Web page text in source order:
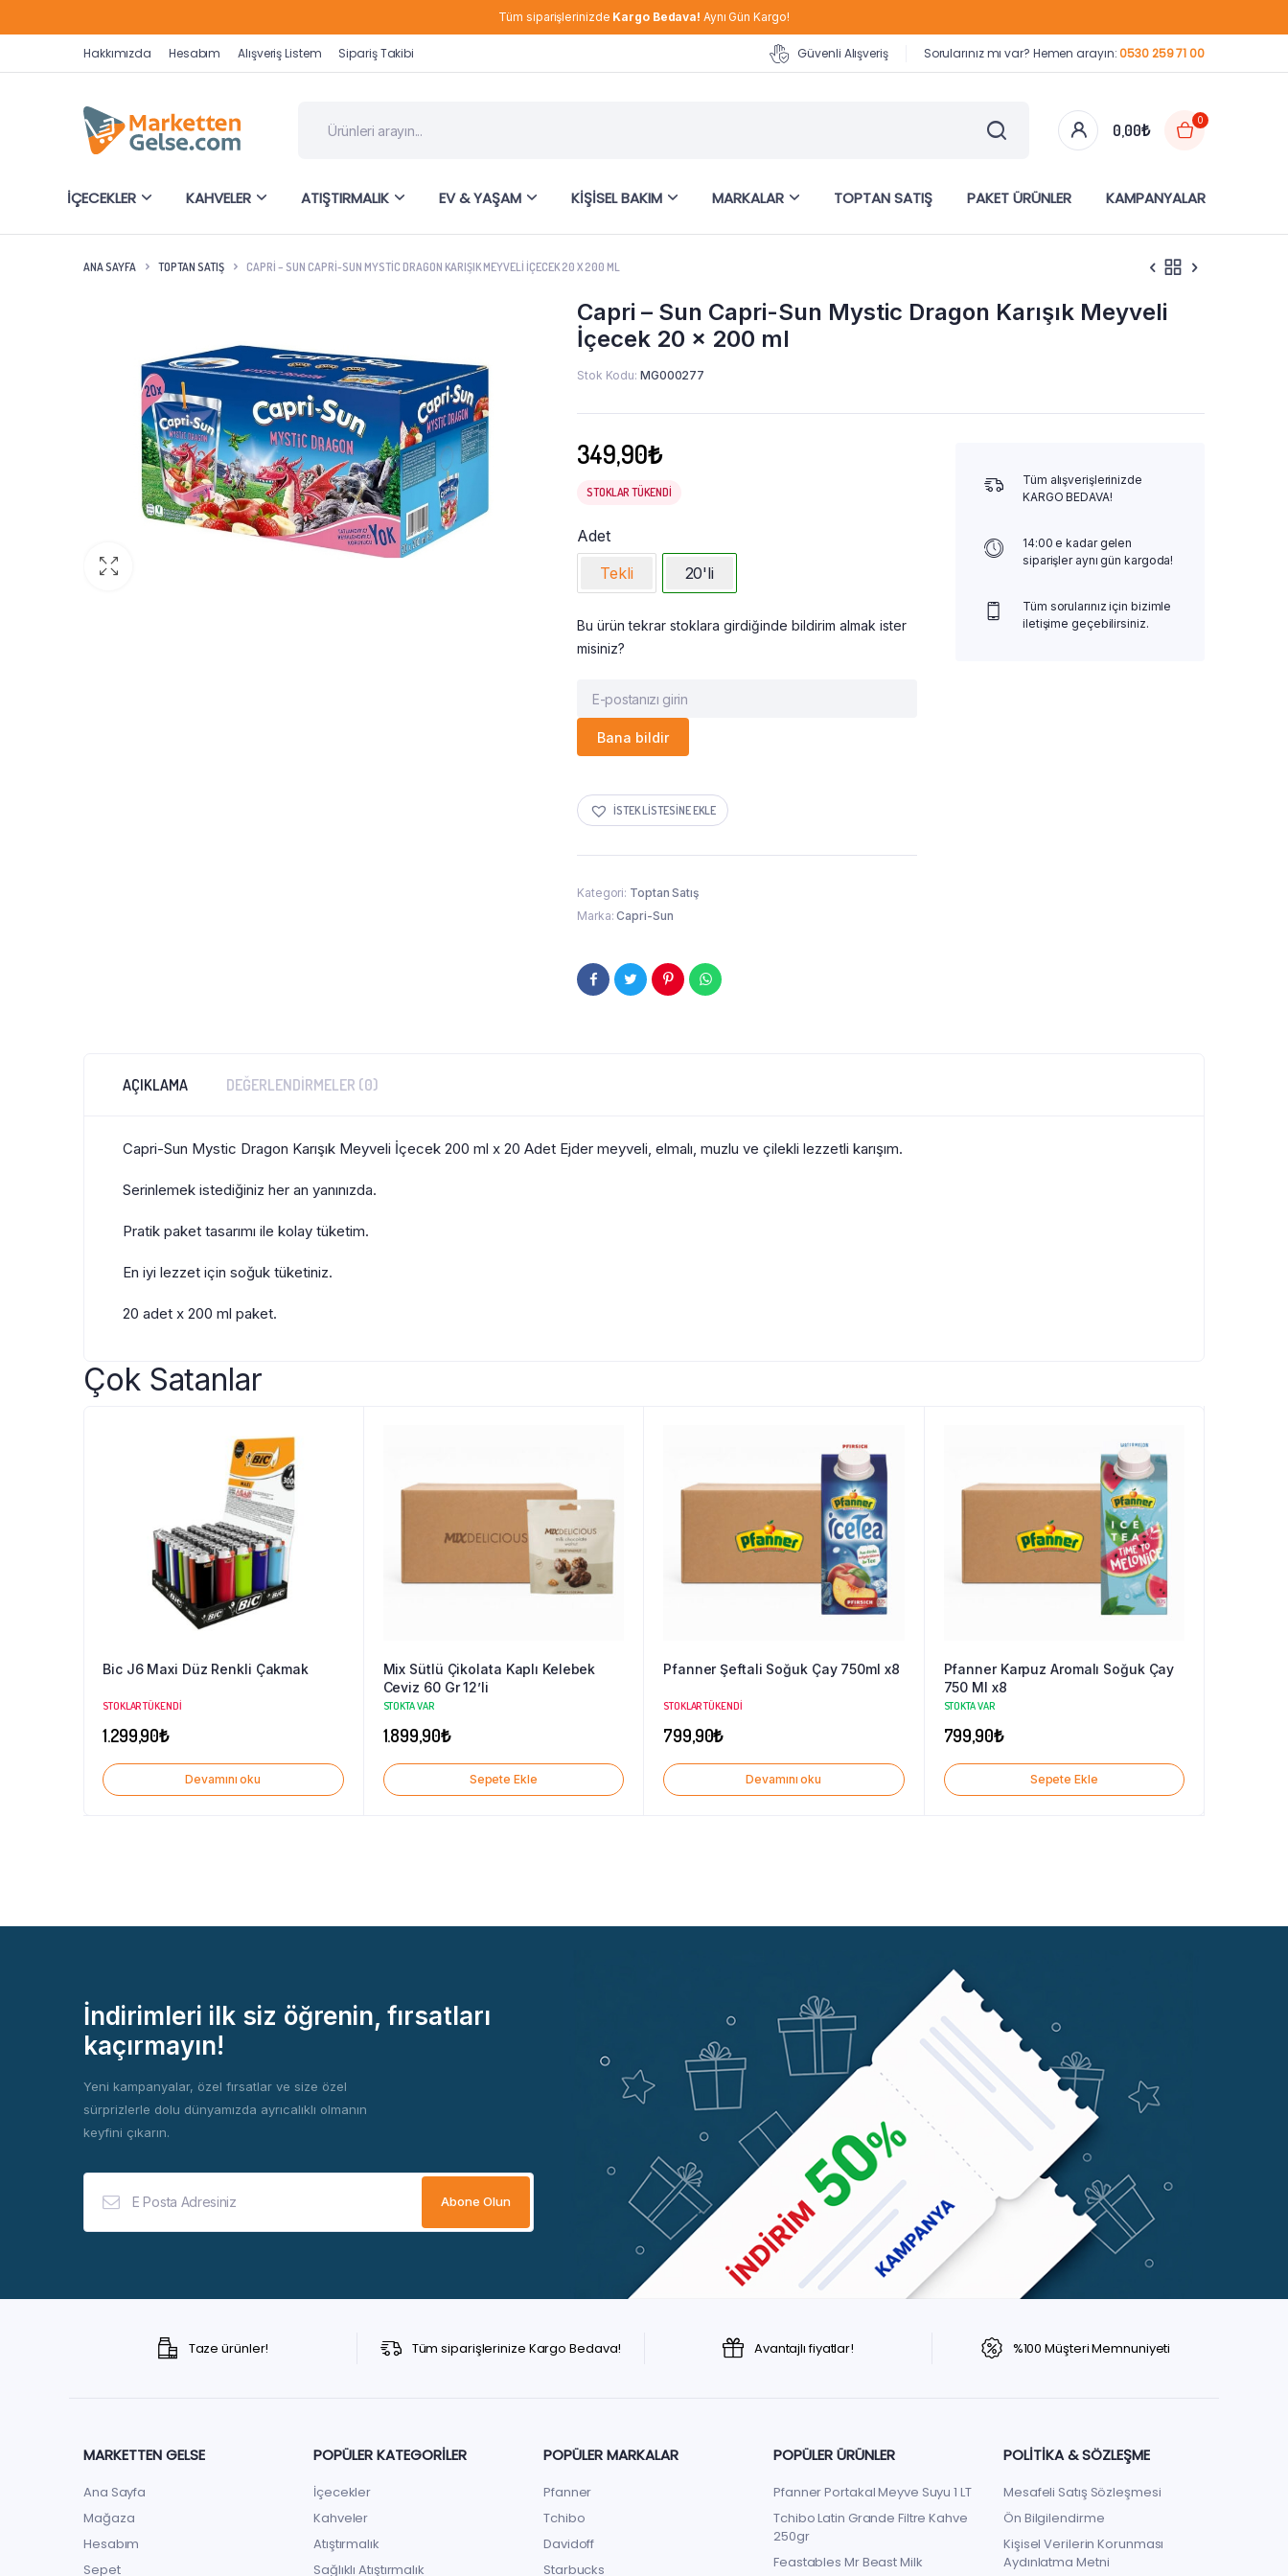
Tüm siparişlerinizde Kargo Bedava! Aynı Gün Kargo!
Hakkımızda Hesabım Alışveriş Listem Sipariş Takibi Güvenli Alışveriş Sorularınız mı var? Hemen arayın:0530 259 71 00
0,00₺
0
İÇECEKLER KAHVELER ATIŞTIRMALIK EV & YAŞAM KIŞISEL BAKIM MARKALAR TOPTAN SATIŞ PAKET ÜRÜNLER KAMPANYALAR
ANA SAYFA TOPTAN SATIŞ CAPRI – SUN CAPRI-SUN MYSTIC DRAGON KARIŞIK MEYVELI İÇECEK 20 X 200 ML
Capri – Sun Capri-Sun Mystic Dragon Karışık Meyveli
İçecek 20 x 200 ml
Stok Kodu: MG000277
349,90₺
STOKLAR TÜKENDI
Adet
Tekli
20'li
Bu ürün tekrar stoklara girdiğinde bildirim almak ister
misiniz?
Bana bildir
İSTEK LISTESINE EKLE
Kategori: Toptan Satış
Marka:Capri-Sun
Tüm alışverişlerinizde
KARGO BEDAVA!
14:00 e kadar gelen
siparişler aynı gün kargoda!
Tüm sorularınız için bizimle
iletişime geçebilirsiniz.
AÇIKLAMA DEĞERLENDIRMELER (0)
Capri-Sun Mystic Dragon Karışık Meyveli İçecek 200 ml x 20 Adet Ejder meyveli, elmalı, muzlu ve çilekli lezzetli karışım.
Serinlemek istediğiniz her an yanınızda.
Pratik paket tasarımı ile kolay tüketim.
En iyi lezzet için soğuk tüketiniz.
20 adet x 200 ml paket.
Çok Satanlar
Bic J6 Maxi Düz Renkli Çakmak
STOKLAR TÜKENDI
1.299,90₺
Devamını oku
Mix Sütlü Çikolata Kaplı Kelebek
Ceviz 60 Gr 12’li
STOKTA VAR
1.899,90₺
Sepete Ekle
Pfanner Şeftali Soğuk Çay 750ml x8
STOKLAR TÜKENDI
799,90₺
Devamını oku
Pfanner Karpuz Aromalı Soğuk Çay
750 Ml x8
STOKTA VAR
799,90₺
Sepete Ekle
İndirimleri ilk siz öğrenin, fırsatları
kaçırmayın!
Yeni kampanyalar, özel fırsatlar ve size özel
sürprizlerle dolu dünyamızda ayrıcalıklı olmanın
keyfini çıkarın.
Taze ürünler! Tüm siparişlerinize Kargo Bedava! Avantajlı fiyatlar! %100 Müşteri Memnuniyeti
MARKETTEN GELSE
Ana Sayfa
Mağaza
Hesabım
Sepet
POPÜLER KATEGORILER
İçecekler
Kahveler
Atıştırmalık
Sağlıklı Atıştırmalık
POPÜLER MARKALAR
Pfanner
Tchibo
Davidoff
Starbucks
POPÜLER ÜRÜNLER
Pfanner Portakal Meyve Suyu 1 LT
Tchibo Latin Grande Filtre Kahve
250gr
Feastables Mr Beast Milk
POLITIKA & SÖZLEŞME
Mesafeli Satış Sözleşmesi
Ön Bilgilendirme
Kişisel Verilerin Korunması
Aydınlatma Metni